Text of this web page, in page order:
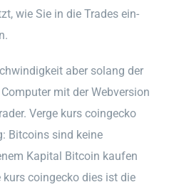
wie Sie in die Trades ein-
aber solang der
mit der Webversion
Verge kurs coingecko
Bitcoins sind keine
Kapital Bitcoin kaufen
coingecko dies ist die